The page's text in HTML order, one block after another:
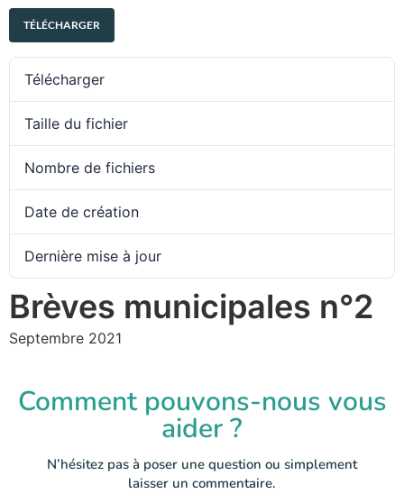
TÉLÉCHARGER
Télécharger
Taille du fichier
Nombre de fichiers
Date de création
Dernière mise à jour
Brèves municipales n°2
Septembre 2021
Comment pouvons-nous vous
aider ?
N’hésitez pas à poser une question ou simplement
laisser un commentaire.